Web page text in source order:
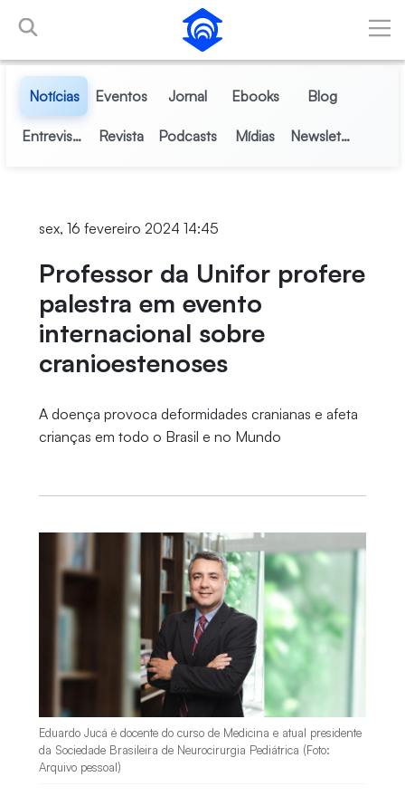
Pular para o Conteúdo principal
Notícias Eventos Jornal Ebooks Blog
Entrevistas Revista Podcasts Mídias Newsletter
sex, 16 fevereiro 2024 14:45
Professor da Unifor profere
palestra em evento
internacional sobre
cranioestenoses
A doença provoca deformidades cranianas e afeta
crianças em todo o Brasil e no Mundo
Eduardo Jucá é docente do curso de Medicina e atual presidente
da Sociedade Brasileira de Neurocirurgia Pediátrica (Foto:
Arquivo pessoal)